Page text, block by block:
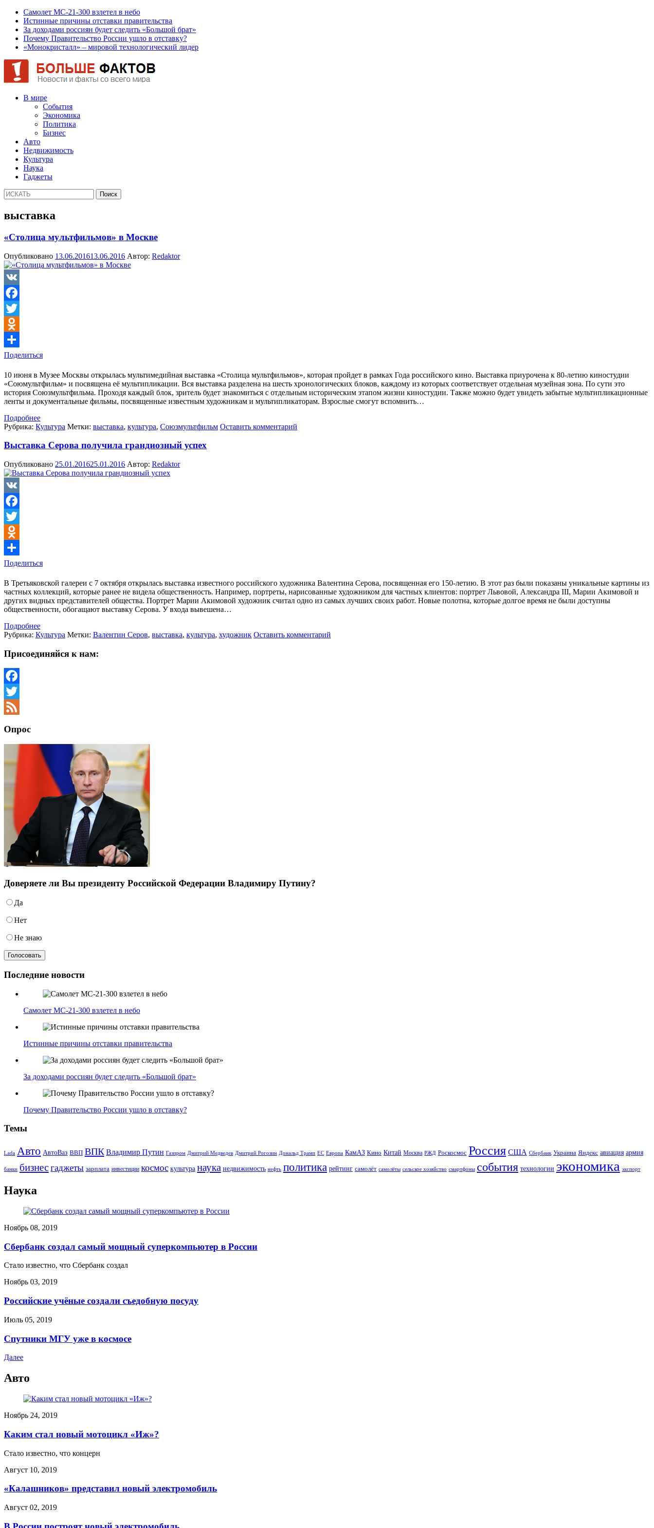
Самолет МС-21-300 взлетел в небо
Истинные причины отставки правительства
За доходами россиян будет следить «Большой брат»
Почему Правительство России ушло в отставку?
«Монокристалл» – мировой технологический лидер
В мире
События
Экономика
Политика
Бизнес
Авто
Недвижимость
Культура
Наука
Гаджеты
выставка
«Столица мультфильмов» в Москве
Опубликовано 13.06.201613.06.2016 Автор: Redaktor
VK
Facebook
Twitter
Odnoklassniki
Поделиться
10 июня в Музее Москвы открылась мультимедийная выставка «Столица мультфильмов», которая пройдет в рамках Года российского кино. Выставка приурочена к 80-летию киностудии
«Союмультфильм» и посвящена её мультипликации. Вся выставка разделена на шесть хронологических блоков, каждому из которых соответствует отдельная музейная зона. По сути это
история Союзмультфильма. Проходя каждый блок, зритель будет знакомиться с отдельным историческим этапом жизни киностудии. Также можно будет увидеть забытые мультипликационные
ленты и документальные фильмы, посвященные известным художникам и мультипликаторам. Взрослые смогут вспомнить…
Подробнее
Рубрика: Культура Метки: выставка, культура, Союзмультфильм Оставить комментарий
Выставка Серова получила грандиозный успех
Опубликовано 25.01.201625.01.2016 Автор: Redaktor
VK
Facebook
Twitter
Odnoklassniki
Поделиться
В Третьяковской галереи с 7 октября открылась выставка известного российского художника Валентина Серова, посвященная его 150-летию. В этот раз были показаны уникальные картины из
частных коллекций, которые ранее не видела общественность. Например, портреты, нарисованные художником для частных клиентов: портрет Львовой, Александра III, Марии Акимовой и
других видных представителей общества. Портрет Марии Акимовой художник считал одно из самых лучших своих работ. Новые полотна, которые долгое время не были доступны
общественности, обогащают выставку Серова. У входа вывешена…
Подробнее
Рубрика: Культура Метки: Валентин Серов, выставка, культура, художник Оставить комментарий
Присоединяйся к нам:
Facebook
Twitter
Опрос
Доверяете ли Вы президенту Российской Федерации Владимиру Путину?
Да
Нет
Не знаю
Последние новости
Самолет МС-21-300 взлетел в небо
Истинные причины отставки правительства
За доходами россиян будет следить «Большой брат»
Почему Правительство России ушло в отставку?
Темы
Lada Авто АвтоВаз ВВП ВПК Владимир Путин Газпром Дмитрий Медведев Дмитрий Рогозин Дональд Трамп ЕС Европа КамАЗ Кино Китай Москва РЖД Роскосмос Россия США Сбербанк Украина Яндекс авиация армия
банки бизнесгаджеты зарплата инвестиции космос культура наука недвижимость нефть политика рейтинг самолёт самолёты сельское хозяйство смартфоны события технологии экономика экспорт
Наука
Ноябрь 08, 2019
Сбербанк создал самый мощный суперкомпьютер в России
Стало известно, что Сбербанк создал
Ноябрь 03, 2019
Российские учёные создали съедобную посуду
Июль 05, 2019
Спутники МГУ уже в космосе
Далее
Авто
Ноябрь 24, 2019
Каким стал новый мотоцикл «Иж»?
Стало известно, что концерн
Август 10, 2019
«Калашников» представил новый электромобиль
Август 02, 2019